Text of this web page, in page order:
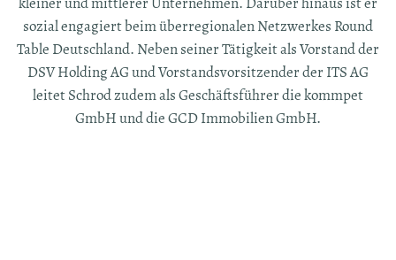
sozial engagiert beim überregionalen Netzwerkes Round
Table Deutschland. Neben seiner Tätigkeit als Vorstand der
DSV Holding AG und Vorstandsvorsitzender der ITS AG
leitet Schrod zudem als Geschäftsführer die kommpet
GmbH und die GCD Immobilien GmbH.